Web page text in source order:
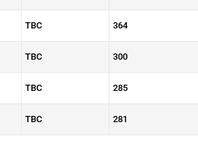
TBC 364
TBC 300
TBC 285
TBC 281